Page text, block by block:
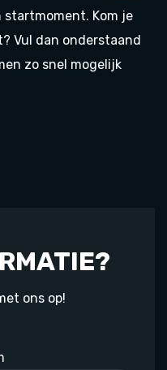
Kom je
Vul dan onderstaand
zo snel mogelijk
ons op!